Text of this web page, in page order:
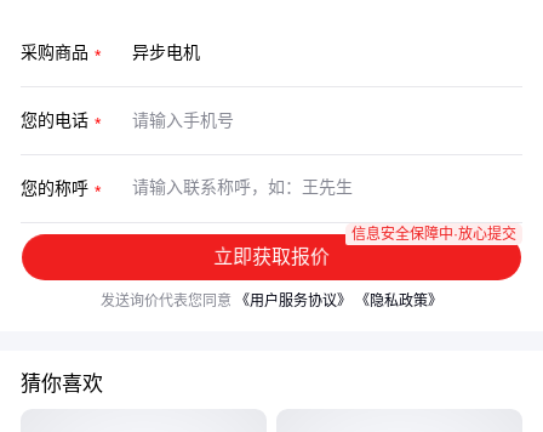
采购商品
您的电话
您的称呼
立即获取报价
信息安全保障中·放心提交
发送询价代表您同意 《用户服务协议》 《隐私政策》
猜你喜欢